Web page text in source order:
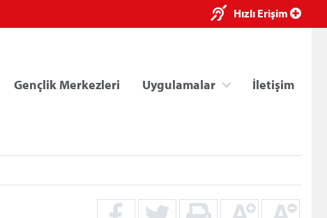
Hızlı Erişim
Gençlik Merkezleri Uygulamalar İletişim
×